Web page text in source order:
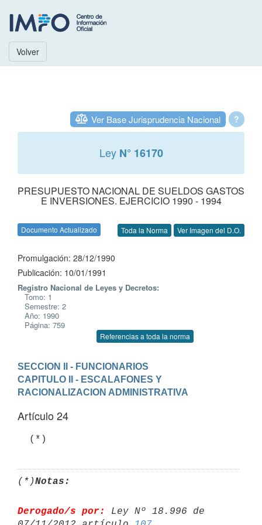
Volver
?
Ver Base Jurisprudencia Nacional
Ley N° 16170
PRESUPUESTO NACIONAL DE SUELDOS GASTOS
E INVERSIONES. EJERCICIO 1990 - 1994
Documento Actualizado Toda la Norma Ver Imagen del D.O.
Promulgación: 28/12/1990
Publicación: 10/01/1991
Registro Nacional de Leyes y Decretos:
Tomo: 1
Semestre: 2
Año: 1990
Página: 759
Referencias a toda la norma
SECCION II - FUNCIONARIOS
CAPITULO II - ESCALAFONES Y
RACIONALIZACION ADMINISTRATIVA
Artículo 24
  (*)
(*)Notas:
Derogado/s por:
Ley Nº 18.996 de